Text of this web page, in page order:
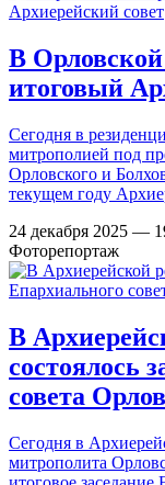
В
итоговый
Сегодня в
митрополией под
Орловского и
текущем году
24 декабря 2025 —
Фоторепортаж
В
состоялось
совета
Сегодня в
митрополита